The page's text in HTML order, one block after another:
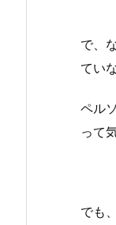
で、
てい
ペル
って
でも